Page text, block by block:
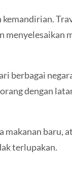
menyelesaikan
berbagai
dengan
makanan baru,
terlupakan.